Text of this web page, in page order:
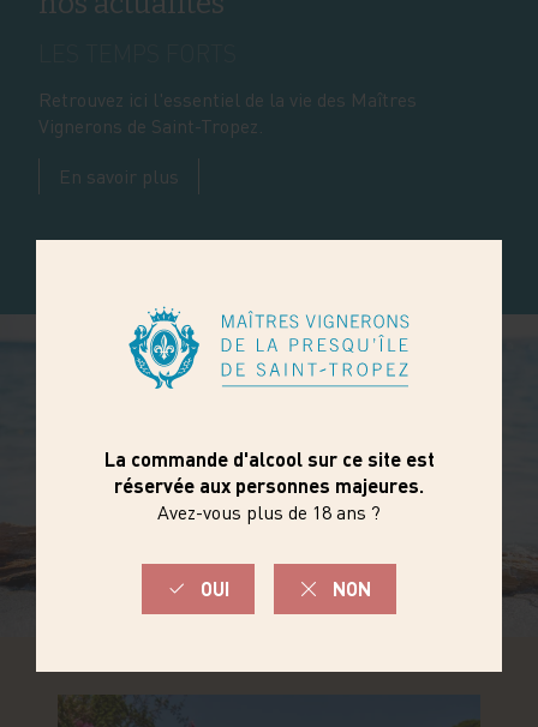
Retrouvez ici l'essentiel de la vie des Maîtres
Vignerons de Saint-Tropez.
En savoir plus